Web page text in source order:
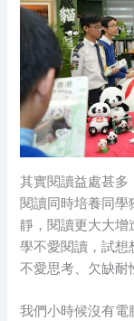
其實閱讀益處甚多
閱讀同時培養同
靜，閱讀更大大增
學不愛閱讀，試想
不愛思考、欠缺
我們小時候沒有電